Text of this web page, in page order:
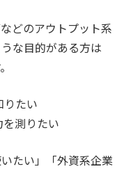
どのアウトプット系
な目的がある方は
りたい
測りたい
たい」「外資系企業